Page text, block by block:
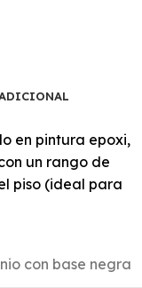
en pintura epoxi,
un rango de
piso (ideal para
con base negra